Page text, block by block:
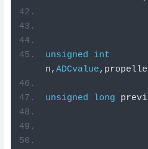
unsigned
int
n, ADCvalue,
unsigned long